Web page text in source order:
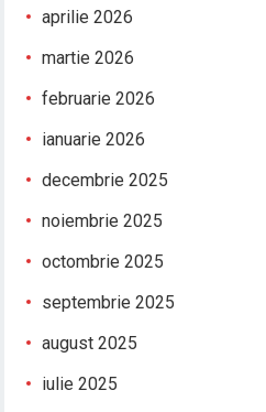
aprilie 2026
martie 2026
februarie 2026
ianuarie 2026
decembrie 2025
noiembrie 2025
octombrie 2025
septembrie 2025
august 2025
iulie 2025